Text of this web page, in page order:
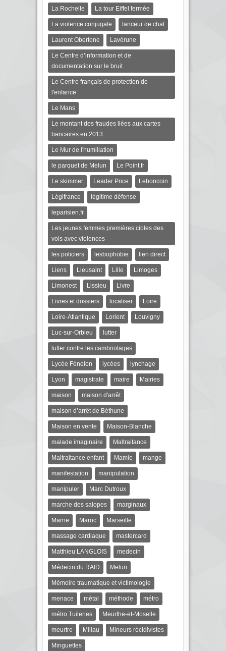
La Rochelle La tour Eiffel fermée
La violence conjugale lanceur de chat
Laurent Obertone Lavérune
Le Centre d’information et de
documentation sur le bruit
Le Centre français de protection de
l'enfance
Le Mans
Le montant des fraudes liées aux cartes
bancaires en 2013
Le Mur de l'humiliation
le parquet de Melun Le Point.fr
Le skimmer Leader Price Leboncoin
Légifrance légitime défense
leparisien.fr
Les jeunes femmes premières cibles des
vols avec violences
les policiers lesbophobie lien direct
Liens Lieusaint Lille Limoges
Limonest Lissieu Livre
Livres et dossiers localiser Loire
Loire-Atlantique Lorient Louvigny
Luc-sur-Orbieu lutter
lutter contre les cambriolages
Lycée Fénelon lycées lynchage
Lyon magistrate maire Mairies
maison maison d'arrêt
maison d’arrêt de Béthune
Maison en vente Maison-Blanche
malade imaginaire Maltraitance
Maltraitance enfant Mamie mange
manifestation manipulation
manipuler Marc Dutroux
marche des salopes marginaux
Marne Maroc Marseille
massage cardiaque mastercard
Matthieu LANGLOIS medecin
Médecin du RAID Melun
Mémoire traumatique et victimologie
menace métal méthode métro
métro Tuileries Meurthe-et-Moselle
meurtre Millau Mineurs récidivistes
Minguettes